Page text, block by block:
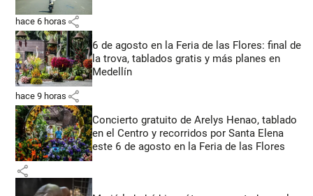
hace 6 horas share
6 de agosto en la Feria de las Flores: final de
la trova, tablados gratis y más planes en
Medellín
hace 9 horas share
Concierto gratuito de Arelys Henao, tablado
en el Centro y recorridos por Santa Elena
este 6 de agosto en la Feria de las Flores
share